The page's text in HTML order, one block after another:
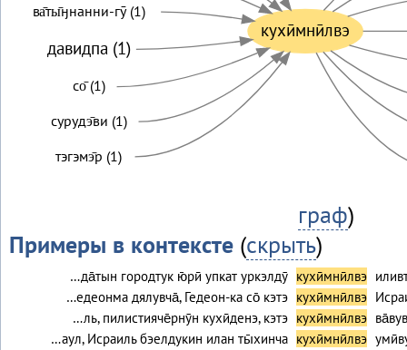
кухӣмнӣлвэ
ва̄ты̄ӈнанни-гӯ (1)
давидпа (1)
со̄ (1)
сурудэ̄ви (1)
тэгэмэ̄р (1)
граф)
Примеры в контексте(скрыть)
…да̄тын городтук ю̄рӣ упкат уркэлдӯ кухӣмнӣлвэ
…едеонма дялувча̄, Гедеон-ка со̄ кэтэ кухӣмнӣлвэ
…ль, пилистияче̄рнӯн кухӣденэ, кэтэ кухӣмнӣлвэ
…аул, Исраиль бэелдукин илан ты̄хинча кухӣмнӣлвэ